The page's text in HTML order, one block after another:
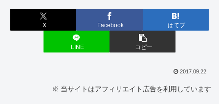
X Facebook はてブ
LINE コピー
2017.09.22
※ 当サイトはアフィリエイト広告を利用しています